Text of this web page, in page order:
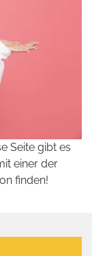
Seite gibt es
einer der
finden!